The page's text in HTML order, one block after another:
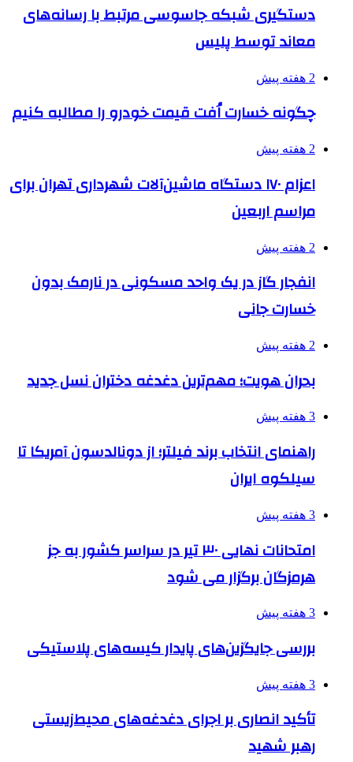
دستگیری شبکه جاسوسی مرتبط با رسانه‌های
معاند توسط پلیس
2 هفته پیش
چگونه خسارت اُفت قیمت خودرو را مطالبه کنیم
2 هفته پیش
اعزام ۱۷۰ دستگاه ماشین‌آلات شهرداری تهران برای
مراسم اربعین
2 هفته پیش
انفجار گاز در یک واحد مسکونی در نارمک بدون
خسارت جانی
2 هفته پیش
بحران هویت؛ مهم‌ترین دغدغه دختران نسل جدید
3 هفته پیش
راهنمای انتخاب برند فیلتر؛ از دونالدسون آمریکا تا
سیلکوه ایران
3 هفته پیش
امتحانات نهایی ۳۰ تیر در سراسر کشور به جز
هرمزگان برگزار می شود
3 هفته پیش
بررسی جایگزین‌های پایدار کیسه‌های پلاستیکی
3 هفته پیش
تأکید انصاری بر اجرای دغدغه‌های محیط‌زیستی
رهبر شهید